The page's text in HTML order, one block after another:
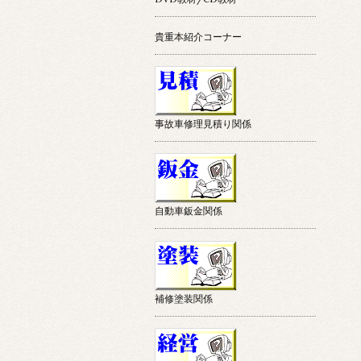
貴重本紹介コーナー
事故車修理見積り関係
自動車鈑金関係
補修塗装関係